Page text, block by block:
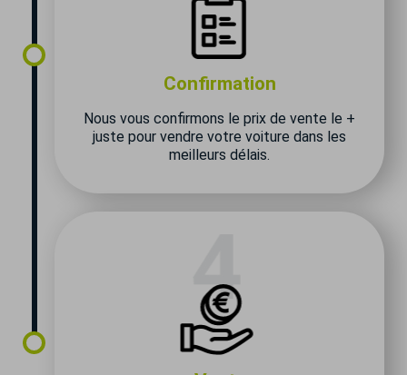
Confirmation
Nous vous confirmons le prix de vente le +
juste pour vendre votre voiture dans les
meilleurs délais.